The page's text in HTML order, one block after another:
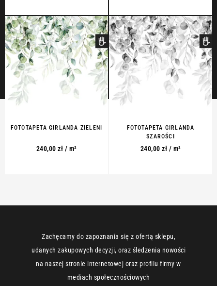
FOTOTAPETA GIRLANDA ZIELENI
240,00 zł / m²
FOTOTAPETA GIRLANDA
SZAROŚCI
240,00 zł / m²
Zachęcamy do zapoznania się z ofertą sklepu,
udanych zakupowych decyzji, oraz śledzenia nowości
na naszej stronie internetowej oraz profilu firmy w
mediach społecznościowych